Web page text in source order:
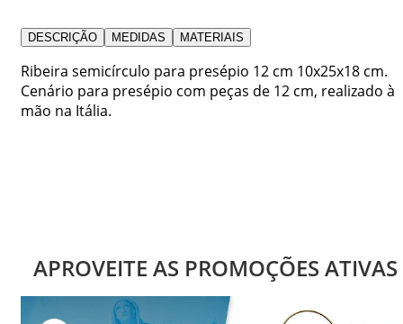
DESCRIÇÃO MEDIDAS MATERIAIS
Ribeira semicírculo para presépio 12 cm 10x25x18 cm.
Cenário para presépio com peças de 12 cm, realizado à
mão na Itália.
APROVEITE AS PROMOÇÕES ATIVAS